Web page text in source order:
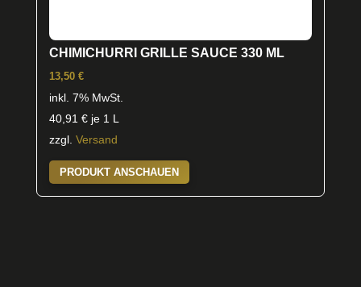
CHIMICHURRI GRILLE SAUCE 330 ML
13,50 €
inkl. 7% MwSt.
40,91 €je 1 L
zzgl. Versand
PRODUKT ANSCHAUEN